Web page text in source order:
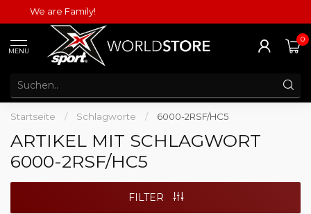
We are Family!
MENU
0
Startseite / Schlagworte / 6000-2RSF/HC5
ARTIKEL MIT SCHLAGWORT
6000-2RSF/HC5
FILTER